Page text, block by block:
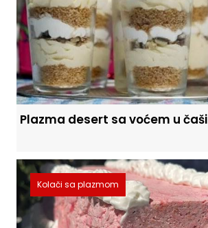
Plazma desert sa voćem u čaši
Kolači sa plazmom